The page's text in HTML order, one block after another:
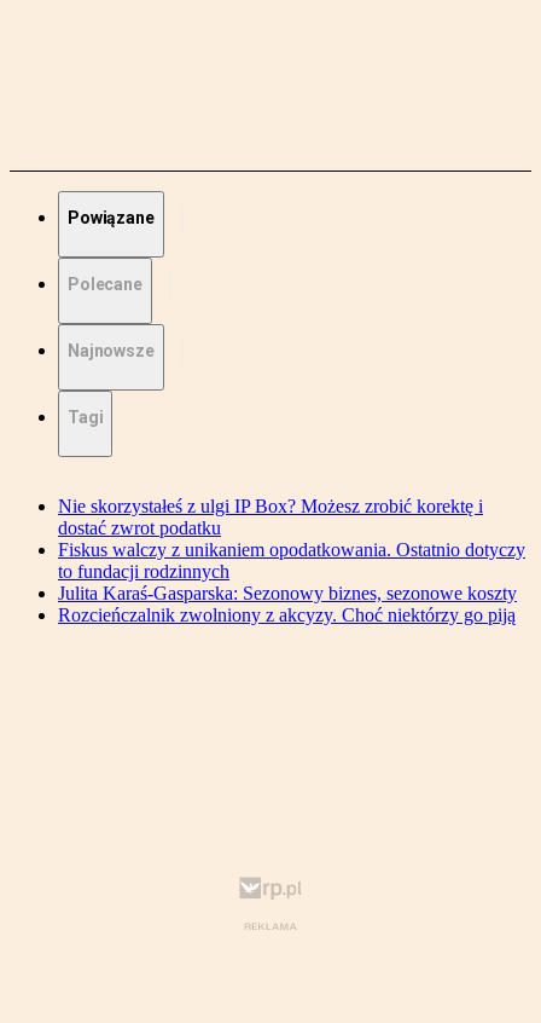
Powiązane
Polecane
Najnowsze
Tagi
Nie skorzystałeś z ulgi IP Box? Możesz zrobić korektę i
dostać zwrot podatku
Fiskus walczy z unikaniem opodatkowania. Ostatnio dotyczy
to fundacji rodzinnych
Julita Karaś-Gasparska: Sezonowy biznes, sezonowe koszty
Rozcieńczalnik zwolniony z akcyzy. Choć niektórzy go piją